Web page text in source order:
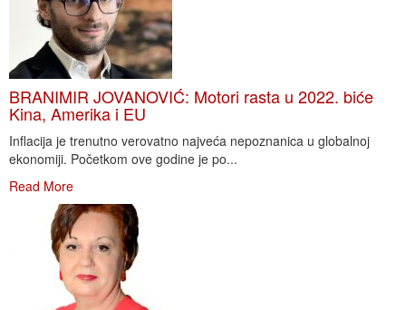
BRANIMIR JOVANOVIĆ: Motori rasta u 2022. biće
Kina, Amerika i EU
Inflacija je trenutno verovatno najveća nepoznanica u globalnoj
ekonomiji. Početkom ove godine je po...
Read More